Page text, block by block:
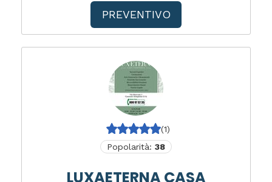
PREVENTIVO
(1)
Popolarità: 38
LUXAETERNA CASA